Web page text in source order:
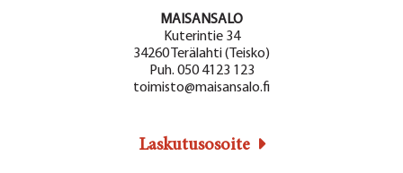
MAISANSALO
Kuterintie 34
34260 Terälahti (Teisko)
Puh. 050 4123 123
toimisto@maisansalo.fi
Laskutusosoite